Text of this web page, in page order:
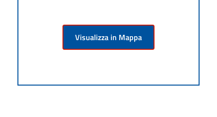
Visualizza in Mappa